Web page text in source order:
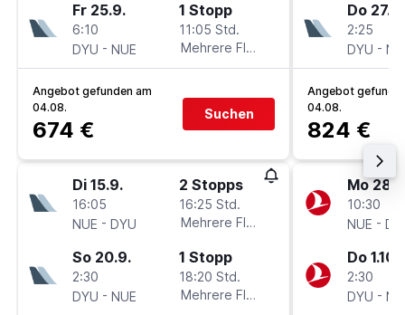
Fr 25.9.
6:10
DYU - NUE
1 Stopp
11:05 Std.
Mehrere Fluglinien
Angebot gefunden am
04.08.
674 €
Suchen
Di 15.9.
16:05
NUE - DYU
2 Stopps
16:25 Std.
Mehrere Fluglinien
So 20.9.
2:30
DYU - NUE
1 Stopp
18:20 Std.
Mehrere Fluglinien
Do 27.8.
2:25
DYU -
Angebot
04.08.
824 €
Mo
10:30
NUE -
Do 1.10.
2:30
DYU -